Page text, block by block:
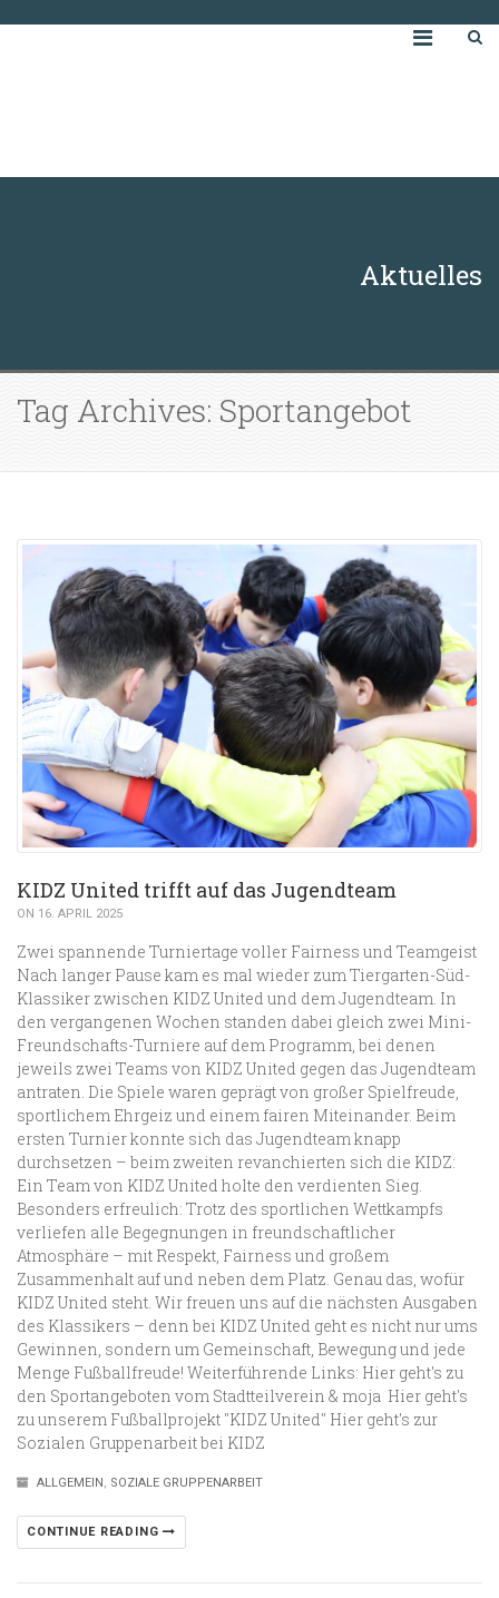
Aktuelles
Tag Archives: Sportangebot
KIDZ United trifft auf das Jugendteam
ON 16. APRIL 2025
Zwei spannende Turniertage voller Fairness und Teamgeist
Nach langer Pause kam es mal wieder zum Tiergarten-Süd-
Klassiker zwischen KIDZ United und dem Jugendteam. In
den vergangenen Wochen standen dabei gleich zwei Mini-
Freundschafts-Turniere auf dem Programm, bei denen
jeweils zwei Teams von KIDZ United gegen das Jugendteam
antraten. Die Spiele waren geprägt von großer Spielfreude,
sportlichem Ehrgeiz und einem fairen Miteinander. Beim
ersten Turnier konnte sich das Jugendteam knapp
durchsetzen – beim zweiten revanchierten sich die KIDZ:
Ein Team von KIDZ United holte den verdienten Sieg.
Besonders erfreulich: Trotz des sportlichen Wettkampfs
verliefen alle Begegnungen in freundschaftlicher
Atmosphäre – mit Respekt, Fairness und großem
Zusammenhalt auf und neben dem Platz. Genau das, wofür
KIDZ United steht. Wir freuen uns auf die nächsten Ausgaben
des Klassikers – denn bei KIDZ United geht es nicht nur ums
Gewinnen, sondern um Gemeinschaft, Bewegung und jede
Menge Fußballfreude! Weiterführende Links: Hier geht's zu
den Sportangeboten vom Stadtteilverein & moja Hier geht's
zu unserem Fußballprojekt "KIDZ United" Hier geht's zur
Sozialen Gruppenarbeit bei KIDZ
ALLGEMEIN, SOZIALE GRUPPENARBEIT
CONTINUE READING